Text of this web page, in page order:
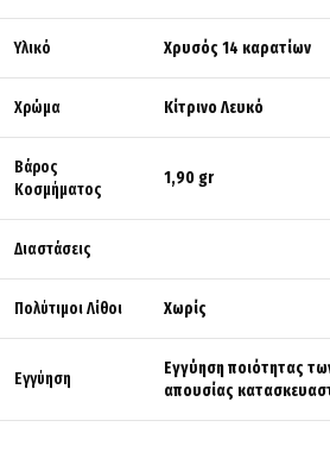
Υλικό Χρυσός 14 καρατίων
Χρώμα Κίτρινο Λευκό
Βάρος
Κοσμήματος
1,90 gr
Διαστάσεις
Πολύτιμοι Λίθοι Χωρίς
Εγγύηση
Εγγύηση ποιότητας
απουσίας